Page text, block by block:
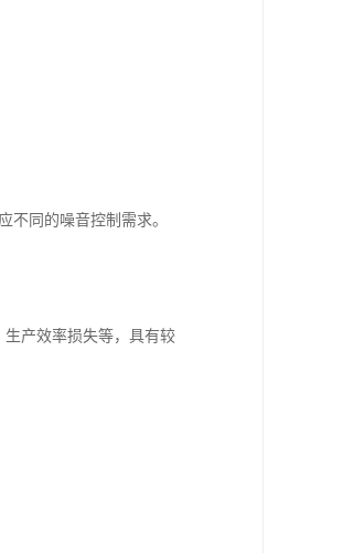
不同的噪音控制需求。
产效率损失等，具有较